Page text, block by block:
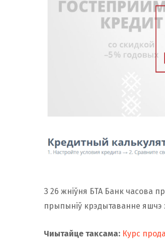
З 26 жніўня БТА Банк часова
прыпыніў крэдытаванне яшчэ
Чиытайце таксама: Курс